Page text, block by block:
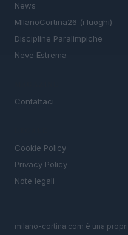
News
MIlanoCortina26 (i luoghi)
Discipline Paralimpiche
Neve Estrema
Contattaci
Cookie Policy
Privacy Policy
Note legali
milano-cortina.com è una